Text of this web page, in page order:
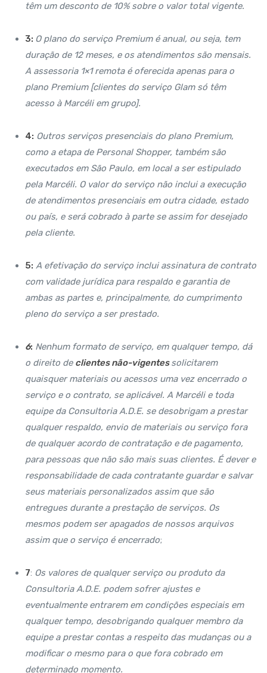
têm um desconto de 10% sobre o valor total vigente.
3: O plano do serviço Premium é anual, ou seja, tem
duração de 12 meses, e os atendimentos são mensais.
A assessoria 1×1 remota é oferecida apenas para o
plano Premium [clientes do serviço Glam só têm
acesso à Marcéli em grupo].
4: Outros serviços presenciais do plano Premium,
como a etapa de Personal Shopper, também são
executados em São Paulo, em local a ser estipulado
pela Marcéli. O valor do serviço não inclui a execução
de atendimentos presenciais em outra cidade, estado
ou país, e será cobrado à parte se assim for desejado
pela cliente.
5: A efetivação do serviço inclui assinatura de contrato
com validade jurídica para respaldo e garantia de
ambas as partes e, principalmente, do cumprimento
pleno do serviço a ser prestado.
6: Nenhum formato de serviço, em qualquer tempo, dá
o direito de clientes não-vigentessolicitarem
quaisquer materiais ou acessos uma vez encerrado o
serviço e o contrato, se aplicável. A Marcéli e toda
equipe da Consultoria A.D.E. se desobrigam a prestar
qualquer respaldo, envio de materiais ou serviço fora
de qualquer acordo de contratação e de pagamento,
para pessoas que não são mais suas clientes. É dever e
responsabilidade de cada contratante guardar e salvar
seus materiais personalizados assim que são
entregues durante a prestação de serviços. Os
mesmos podem ser apagados de nossos arquivos
assim que o serviço é encerrado;
7: Os valores de qualquer serviço ou produto da
Consultoria A.D.E. podem sofrer ajustes e
eventualmente entrarem em condições especiais em
qualquer tempo, desobrigando qualquer membro da
equipe a prestar contas a respeito das mudanças ou a
modificar o mesmo para o que fora cobrado em
determinado momento.